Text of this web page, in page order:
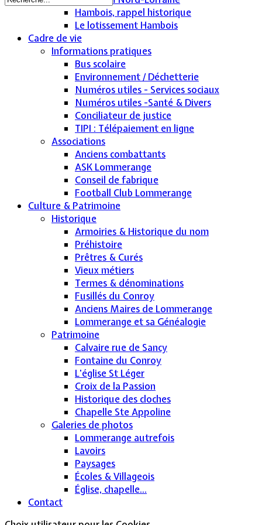
Hambois, rappel historique
Le lotissement Hambois
Cadre de vie
Informations pratiques
Bus scolaire
Environnement / Déchetterie
Numéros utiles - Services sociaux
Numéros utiles -Santé & Divers
Conciliateur de justice
TIPI : Télépaiement en ligne
Associations
Anciens combattants
ASK Lommerange
Conseil de fabrique
Football Club Lommerange
Culture & Patrimoine
Historique
Armoiries & Historique du nom
Préhistoire
Prêtres & Curés
Vieux métiers
Termes & dénominations
Fusillés du Conroy
Anciens Maires de Lommerange
Lommerange et sa Généalogie
Patrimoine
Calvaire rue de Sancy
Fontaine du Conroy
L'église St Léger
Croix de la Passion
Historique des cloches
Chapelle Ste Appoline
Galeries de photos
Lommerange autrefois
Lavoirs
Paysages
Écoles & Villageois
Église, chapelle...
Contact